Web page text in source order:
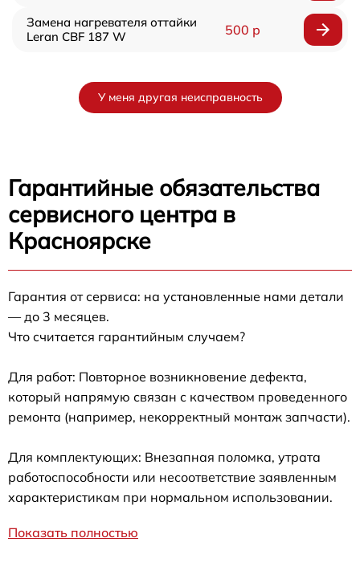
Замена нагревателя оттайки
Leran CBF 187 W
500 р
У меня другая неисправность
Гарантийные обязательства
сервисного центра в
Красноярске
Гарантия от сервиса: на установленные нами детали
— до 3 месяцев.
Что считается гарантийным случаем?
Для работ: Повторное возникновение дефекта,
который напрямую связан с качеством проведенного
ремонта (например, некорректный монтаж запчасти).
Для комплектующих: Внезапная поломка, утрата
работоспособности или несоответствие заявленным
характеристикам при нормальном использовании.
Показать полностью